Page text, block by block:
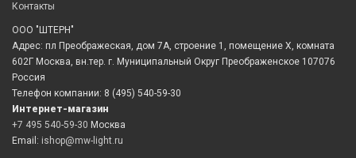
Контакты
ООО "ШТЕРН"
Адрес: пл Преображеская, дом 7А, строение 1, помещение X, комната
602Г Москва, вн.тер. г. Муниципальный Округ Преображенское 107076
Россия
Телефон компании: 8 (495) 540-59-30
Интернет-магазин
+7 495 540-59-30 Москва
Email: ishop@mw-light.ru